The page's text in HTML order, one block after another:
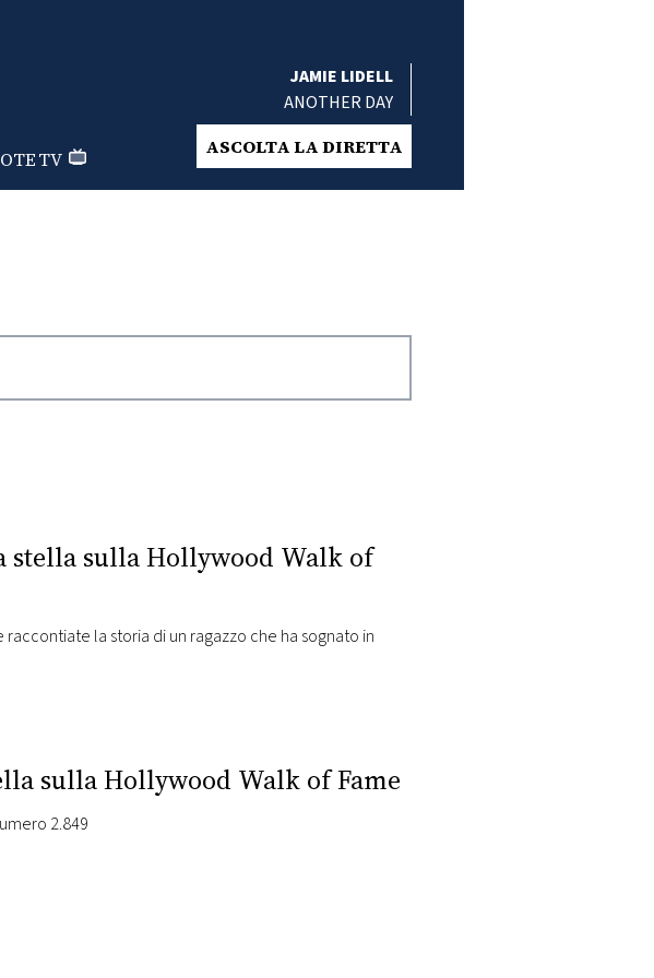
Carlo
TV
JAMIE LIDELL
ANOTHER DAY
ASCOLTA LA DIRETTA
stella sulla Hollywood Walk of
la storia di un ragazzo che ha sognato in
sulla Hollywood Walk of Fame
2.849